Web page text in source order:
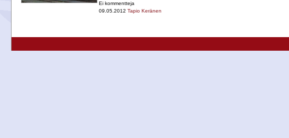
Ei kommentteja
09.05.2012 Tapio Keränen